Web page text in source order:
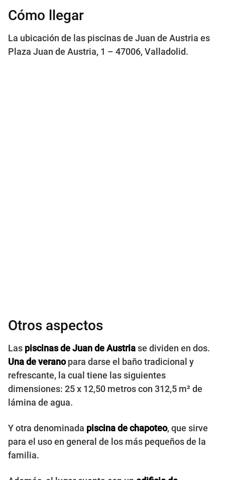
Cómo llegar
La ubicación de las piscinas de Juan de Austria es
Plaza Juan de Austria, 1 – 47006, Valladolid.
Otros aspectos
Las piscinas de Juan de Austriase dividen en dos.
Una de veranopara darse el baño tradicional y
refrescante, la cual tiene las siguientes
dimensiones: 25 x 12,50 metros con 312,5 m² de
lámina de agua.
Y otra denominada piscina de chapoteo, que sirve
para el uso en general de los más pequeños de la
familia.